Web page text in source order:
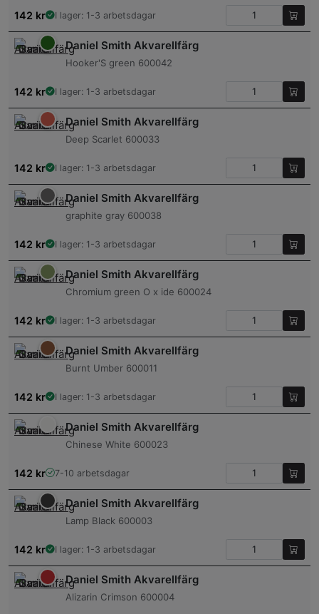
142 kr I lager: 1-3 arbetsdagar
Daniel Smith Akvarellfärg
Hooker'S green 600042
142 kr I lager: 1-3 arbetsdagar
Daniel Smith Akvarellfärg
Deep Scarlet 600033
142 kr I lager: 1-3 arbetsdagar
Daniel Smith Akvarellfärg
graphite gray 600038
142 kr I lager: 1-3 arbetsdagar
Daniel Smith Akvarellfärg
Chromium green O x ide 600024
142 kr I lager: 1-3 arbetsdagar
Daniel Smith Akvarellfärg
Burnt Umber 600011
142 kr I lager: 1-3 arbetsdagar
Daniel Smith Akvarellfärg
Chinese White 600023
142 kr 7-10 arbetsdagar
Daniel Smith Akvarellfärg
Lamp Black 600003
142 kr I lager: 1-3 arbetsdagar
Daniel Smith Akvarellfärg
Alizarin Crimson 600004